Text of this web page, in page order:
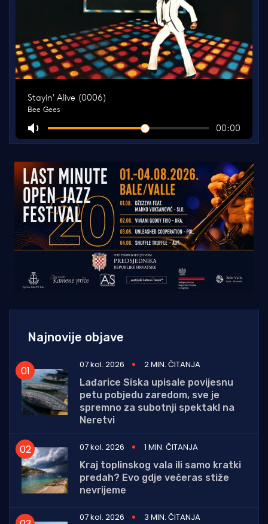
Najnovije objave
07 kol. 2026
2 MIN. ČITANJA
Lađarice Siska upisale povijesnu
petu pobjedu zaredom, sve je
spremno za subotnji spektakl na
Neretvi
07 kol. 2026
1 MIN. ČITANJA
Kraj toplinskog vala ili samo kratki
predah? Evo gdje večeras stiže
nevrijeme
07 kol. 2026
3 MIN. ČITANJA